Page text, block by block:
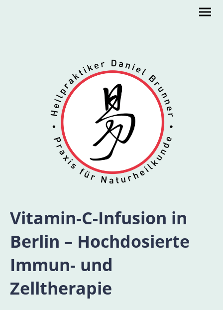
Vitamin-C-Infusion in
Berlin – Hochdosierte
Immun- und
Zelltherapie